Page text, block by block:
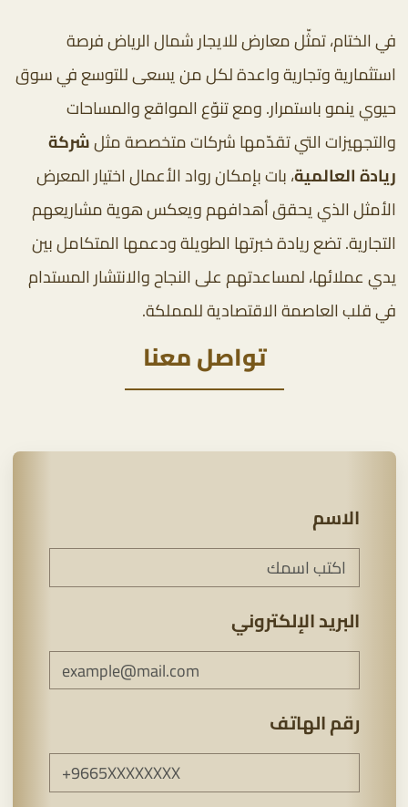
في الختام، تمثّل معارض للايجار شمال الرياض فرصة
استثمارية وتجارية واعدة لكل من يسعى للتوسع في سوق
حيوي ينمو باستمرار. ومع تنوّع المواقع والمساحات
والتجهيزات التي تقدّمها شركات متخصصة مثلشركة
ريادة العالمية، بات بإمكان رواد الأعمال اختيار المعرض
الأمثل الذي يحقق أهدافهم ويعكس هوية مشاريعهم
التجارية.تضع ريادة خبرتها الطويلة ودعمها المتكامل بين
يدي عملائها، لمساعدتهم على النجاح والانتشار المستدام
في قلب العاصمة الاقتصادية للمملكة.
تواصل معنا
الاسم
البريد الإلكتروني
رقم الهاتف